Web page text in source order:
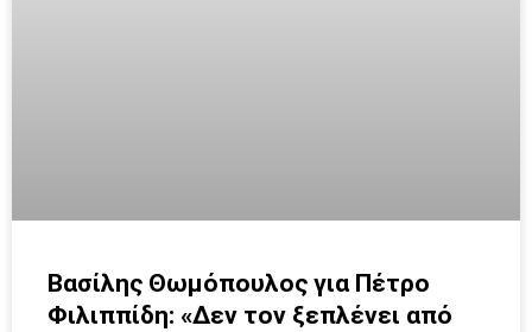
Βασίλης Θωμόπουλος για Πέτρο
Φιλιππίδη: «Δεν τον ξεπλένει από